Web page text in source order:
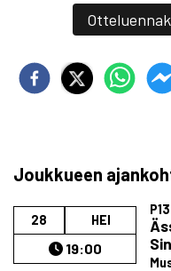
Joukkueen
28 HEI
19:00